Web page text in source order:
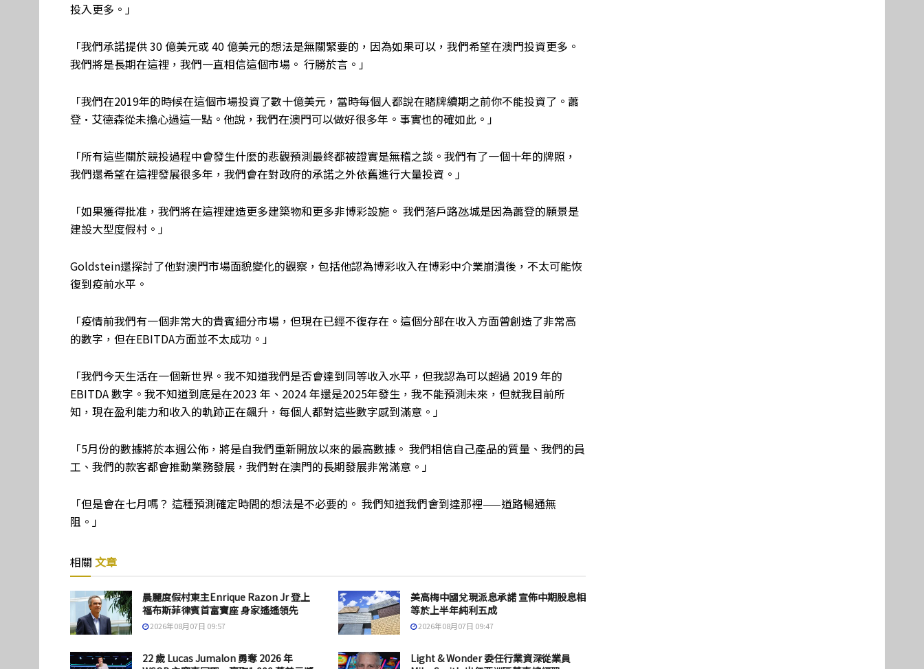
投入更多。」
「我們承諾提供 30 億美元或 40 億美元的想法是無關緊要的，因為如果可以，我們希望在澳門投資更多。
我們將是長期在這裡，我們一直相信這個市場。 行勝於言。」
「我們在2019年的時候在這個市場投資了數十億美元，當時每個人都說在賭牌續期之前你不能投資了。蕭
登·艾德森從未擔心過這一點。他說，我們在澳門可以做好很多年。事實也的確如此。」
「所有這些關於競投過程中會發生什麼的悲觀預測最終都被證實是無稽之談。我們有了一個十年的牌照，
我們還希望在這裡發展很多年，我們會在對政府的承諾之外依舊進行大量投資。」
「如果獲得批准，我們將在這裡建造更多建築物和更多非博彩設施。 我們落戶路氹城是因為蕭登的願景是
建設大型度假村。」
Goldstein還探討了他對澳門市場面貌變化的觀察，包括他認為博彩收入在博彩中介業崩潰後，不太可能恢
復到疫前水平。
「疫情前我們有一個非常大的貴賓細分市場，但現在已經不復存在。這個分部在收入方面曾創造了非常高
的數字，但在EBITDA方面並不太成功。」
「我們今天生活在一個新世界。我不知道我們是否會達到同等收入水平，但我認為可以超過 2019 年的
EBITDA 數字。我不知道到底是在2023 年、2024 年還是2025年發生，我不能預測未來，但就我目前所
知，現在盈利能力和收入的軌跡正在飆升，每個人都對這些數字感到滿意。」
「5月份的數據將於本週公佈，將是自我們重新開放以來的最高數據。 我們相信自己產品的質量、我們的員
工、我們的款客都會推動業務發展，我們對在澳門的長期發展非常滿意。」
「但是會在七月嗎？ 這種預測確定時間的想法是不必要的。 我們知道我們會到達那裡——道路暢通無
阻。」
相關 文章
晨麗度假村東主Enrique Razon Jr 登上
福布斯菲律賓首富寶座 身家遙遙領先
2026年08月07日 09:57
美高梅中國兌現派息承諾 宣佈中期股息相
等於上半年純利五成
2026年08月07日 09:47
22 歲 Lucas Jumalon 勇奪 2026 年
Light & Wonder 委任行業資深從業員